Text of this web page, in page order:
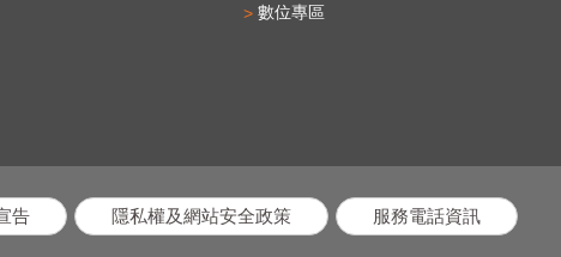
數位專區
告 隱私權及網站安全政策 服務電話資訊